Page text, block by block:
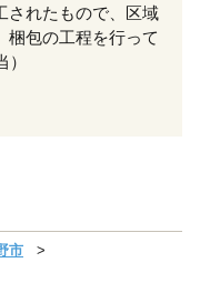
されたもので、区域
梱包の工程を行って
市